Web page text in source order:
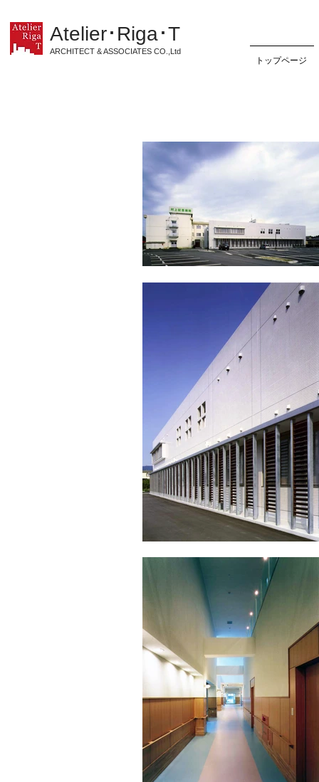
Atelier･Riga･T
ARCHITECT & ASSOCIATES CO.,Ltd
トップページ